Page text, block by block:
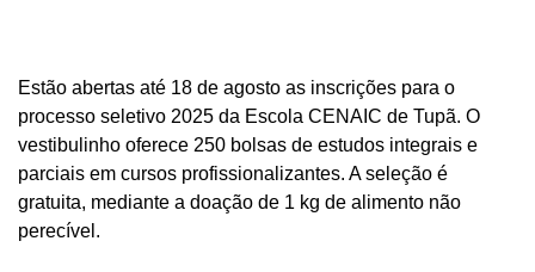
Estão abertas até 18 de agosto as inscrições para o
processo seletivo 2025 da Escola CENAIC de Tupã. O
vestibulinho oferece 250 bolsas de estudos integrais e
parciais em cursos profissionalizantes. A seleção é
gratuita, mediante a doação de 1 kg de alimento não
perecível.